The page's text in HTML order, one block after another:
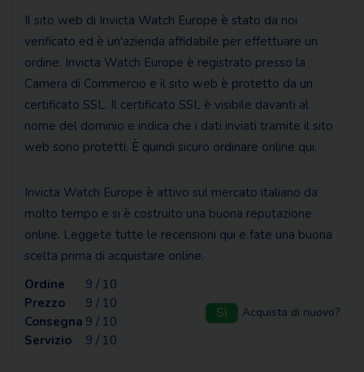
Il sito web di Invicta Watch Europe è stato da noi
verificato ed è un'azienda affidabile per effettuare un
ordine. Invicta Watch Europe è registrato presso la
Camera di Commercio e il sito web è protetto da un
certificato SSL. Il certificato SSL è visibile davanti al
nome del dominio e indica che i dati inviati tramite il sito
web sono protetti. È quindi sicuro ordinare online qui.
Invicta Watch Europe è attivo sul mercato italiano da
molto tempo e si è costruito una buona reputazione
online. Leggete tutte le recensioni qui e fate una buona
scelta prima di acquistare online.
Ordine
9 / 10
Prezzo
9 / 10
Consegna 9 / 10
Servizio
9 / 10
Sì Acquista di nuovo?